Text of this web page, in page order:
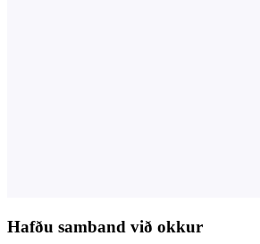
Hafðu samband við okkur